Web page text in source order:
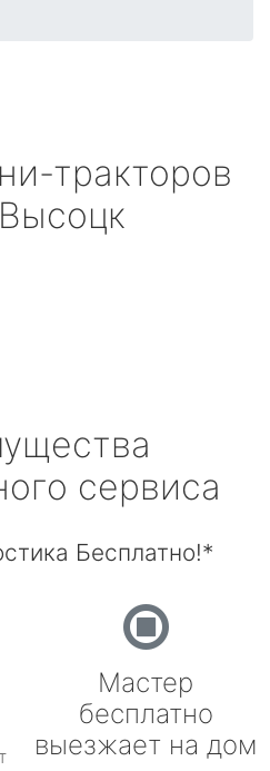
тракторов
Высоцк
сервиса
Бесплатно!*
Мастер
бесплатно
выезжает на дом